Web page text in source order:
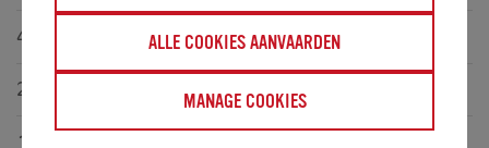
4 el poedersuiker
250 g mascarpone(op kamertemperatuur)
1 kl vanille essence
ALLE COOKIES AANVAARDEN
MANAGE COOKIES